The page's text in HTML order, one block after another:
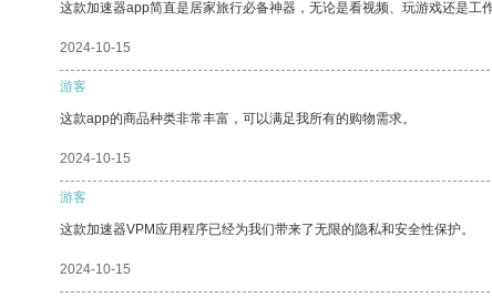
这款加速器app简直是居家旅行必备神器，无论是看视频、玩游戏还是工
2024-10-15
游客
这款app的商品种类非常丰富，可以满足我所有的购物需求。
2024-10-15
游客
这款加速器VPM应用程序已经为我们带来了无限的隐私和安全性保护。
2024-10-15